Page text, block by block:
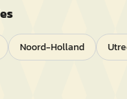
Noord-Holland